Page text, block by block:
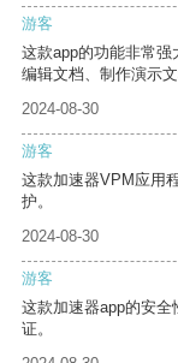
游客
这款app的功能非常
编辑文档、制作演示
2024-08-30
游客
这款加速器VPM应用
护。
2024-08-30
游客
这款加速器app的安
证。